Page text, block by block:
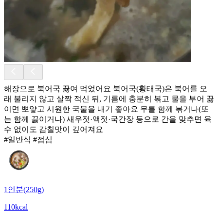
해장으로 북어국 끓여 먹었어요 북어국(황태국)은 북어를 오
래 불리지 않고 살짝 적신 뒤, 기름에 충분히 볶고 물을 부어 끓
이면 뽀얗고 시원한 국물을 내기 좋아요 무를 함께 볶거나(또
는 함께 끓이거나) 새우젓·액젓·국간장 등으로 간을 맞추면 육
수 없이도 감칠맛이 깊어져요
#일반식 #점심
1인분(250g)
110kcal